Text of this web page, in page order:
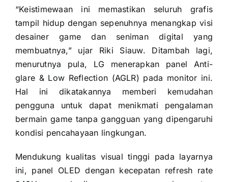
“Keistimewaan ini memastikan seluruh grafis
tampil hidup dengan sepenuhnya menangkap visi
desainer game dan seniman digital yang
membuatnya,” ujar Riki Siauw. Ditambah lagi,
menurutnya pula, LG menerapkan panel Anti-
glare & Low Reflection (AGLR) pada monitor ini.
Hal ini dikatakannya memberi kemudahan
pengguna untuk dapat menikmati pengalaman
bermain game tanpa gangguan yang dipengaruhi
kondisi pencahayaan lingkungan.
Mendukung kualitas visual tinggi pada layarnya
ini, panel OLED dengan kecepatan refresh rate